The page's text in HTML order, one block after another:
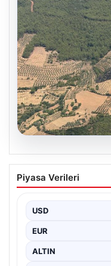
05.08.2026
Muğla
Piyasa Verileri
USD
EUR
ALTIN